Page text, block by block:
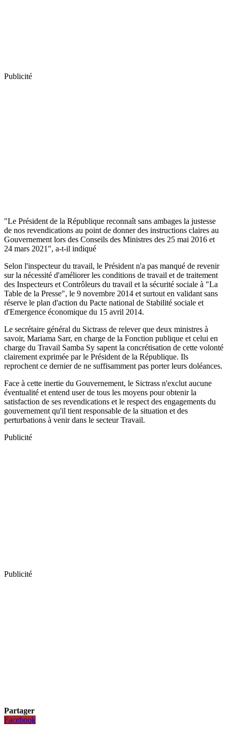
Publicité
"Le Président de la République reconnaît sans ambages la justesse
de nos revendications au point de donner des instructions claires au
Gouvernement lors des Conseils des Ministres des 25 mai 2016 et
24 mars 2021", a-t-il indiqué
Selon l'inspecteur du travail, le Président n'a pas manqué de revenir
sur la nécessité d'améliorer les conditions de travail et de traitement
des Inspecteurs et Contrôleurs du travail et la sécurité sociale à "La
Table de la Presse", le 9 novembre 2014 et surtout en validant sans
réserve le plan d'action du Pacte national de Stabilité sociale et
d'Emergence économique du 15 avril 2014.
Le secrétaire général du Sictrass de relever que deux ministres à
savoir, Mariama Sarr, en charge de la Fonction publique et celui en
charge du Travail Samba Sy sapent la concrétisation de cette volonté
clairement exprimée par le Président de la République. Ils
reprochent ce dernier de ne suffisamment pas porter leurs doléances.
Face à cette inertie du Gouvernement, le Sictrass n'exclut aucune
éventualité et entend user de tous les moyens pour obtenir la
satisfaction de ses revendications et le respect des engagements du
gouvernement qu'il tient responsable de la situation et des
perturbations à venir dans le secteur Travail.
Publicité
Publicité
Partager
Facebook